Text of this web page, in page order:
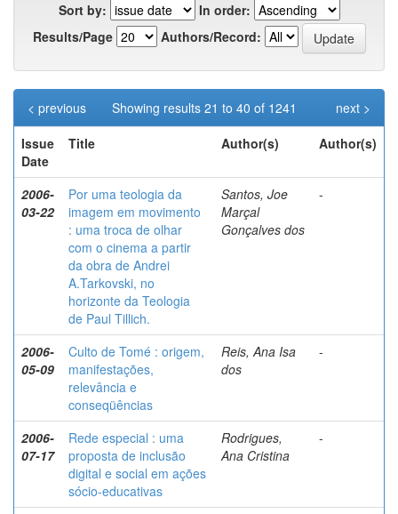
Sort by:
In order:
Results/Page
Authors/Record:
Showing results 21 to 40 of 1241
< previous
next >
Issue
Date
Title Author(s) Author(s)
2006-
03-22
Por uma teologia da
imagem em movimento
: uma troca de olhar
com o cinema a partir
da obra de Andrei
A.Tarkovski, no
horizonte da Teologia
de Paul Tillich.
Santos, Joe
Marçal
Gonçalves dos
-
2006-
05-09
Culto de Tomé : origem,
manifestações,
relevância e
conseqüências
Reis, Ana Isa
dos
-
2006-
07-17
Rede especial : uma
proposta de inclusão
digital e social em ações
sócio-educativas
Rodrigues,
Ana Cristina
-